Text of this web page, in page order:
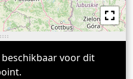
voor dit